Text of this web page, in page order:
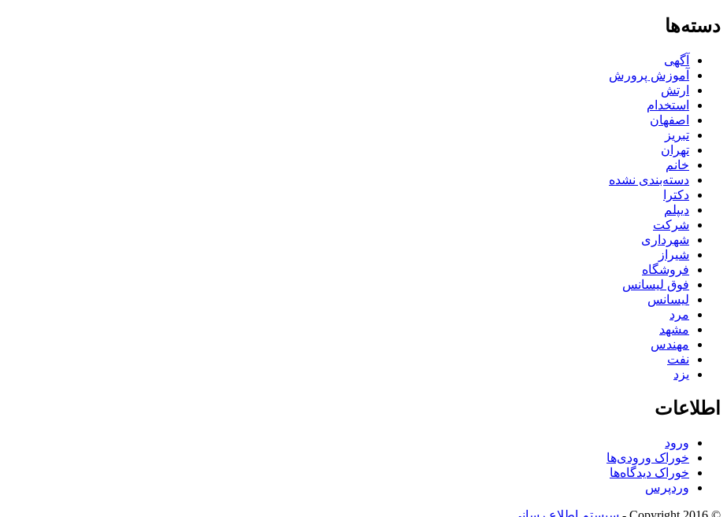
دسته‌ها
آگهی
آموزش پرورش
ارتش
استخدام
اصفهان
تبریز
تهران
خانم
دسته‌بندی نشده
دکترا
دیپلم
شرکت
شهرداری
شیراز
فروشگاه
فوق لیسانس
لیسانس
مرد
مشهد
مهندس
نفت
یزد
اطلاعات
ورود
خوراک ورودی‌ها
خوراک دیدگاه‌ها
وردپرس